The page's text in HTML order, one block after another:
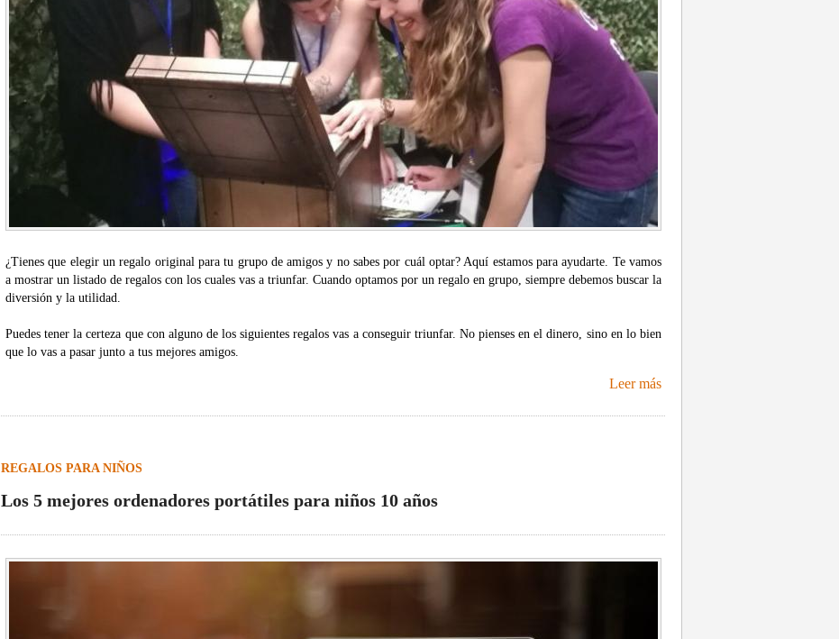
¿Tienes que elegir un regalo original para tu grupo de amigos y no sabes por cuál optar? Aquí estamos para ayudarte. Te vamos
a mostrar un listado de regalos con los cuales vas a triunfar. Cuando optamos por un regalo en grupo, siempre debemos buscar la
diversión y la utilidad.
Puedes tener la certeza que con alguno de los siguientes regalos vas a conseguir triunfar. No pienses en el dinero, sino en lo bien
que lo vas a pasar junto a tus mejores amigos.
Leer más
REGALOS PARA NIÑOS
Los 5 mejores ordenadores portátiles para niños 10 años